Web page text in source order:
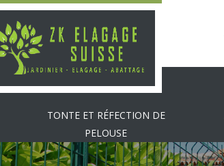
TONTE ET RÉFECTION DE
PELOUSE